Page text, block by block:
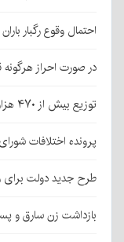
احتمال وقوع رگبار
در صورت احراز
توزیع بیش از ۴۷۰ هزار لیتر آب میان عزاداران جامانده اربعین در کرمان
پرونده اختلافات
طرح جدید دولت برای
بازداشت زن سارق و پسر ۱۲ ساله‌اش در